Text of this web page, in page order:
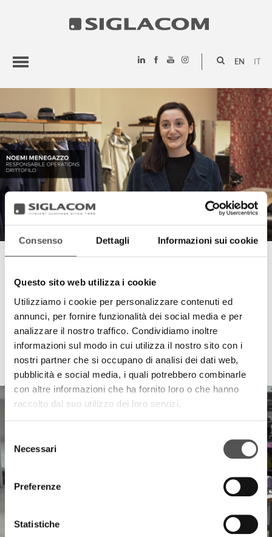
Consenso Dettagli Informazioni sui cookie
Questo sito web utilizza i cookie
Utilizziamo i cookie per personalizzare contenuti ed
annunci, per fornire funzionalità dei social media e per
analizzare il nostro traffico. Condividiamo inoltre
informazioni sul modo in cui utilizza il nostro sito con i
nostri partner che si occupano di analisi dei dati web,
pubblicità e social media, i quali potrebbero combinarle
con altre informazioni che ha fornito loro o che hanno
raccolto dal suo utilizzo dei loro servizi.
del
consenso
Necessari
Preferenze
Statistiche
EN
PROJECTS
SIGLACOM
HIGHLIGHTS